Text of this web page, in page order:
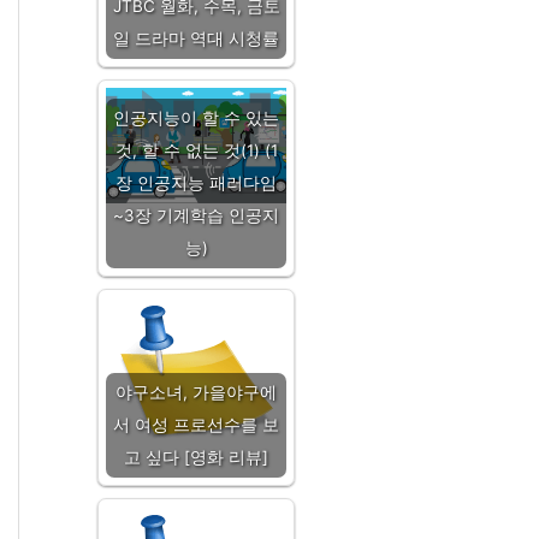
JTBC 월화, 수목, 금토
일 드라마 역대 시청률
인공지능이 할 수 있는
것, 할 수 없는 것(1) (1
장 인공지능 패러다임
~3장 기계학습 인공지
능)
야구소녀, 가을야구에
서 여성 프로선수를 보
고 싶다 [영화 리뷰]